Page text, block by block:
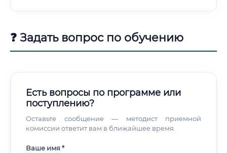
❓ Задать вопрос по обучению
Есть вопросы по программе или
поступлению?
Оставьте сообщение — методист приемной
комиссии ответит вам в ближайшее время.
Ваше имя *